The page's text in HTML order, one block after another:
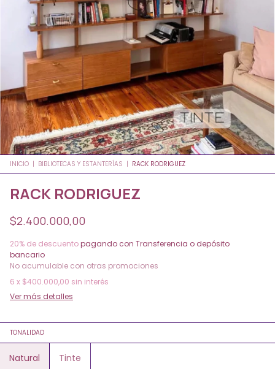
INICIO | BIBLIOTECAS Y ESTANTERÍAS | RACK RODRIGUEZ
RACK RODRIGUEZ
$2.400.000,00
20% de descuentopagando con Transferencia o depósito
bancario
No acumulable con otras promociones
6 x $400.000,00 sin interés
Ver más detalles
TONALIDAD
Natural Tinte